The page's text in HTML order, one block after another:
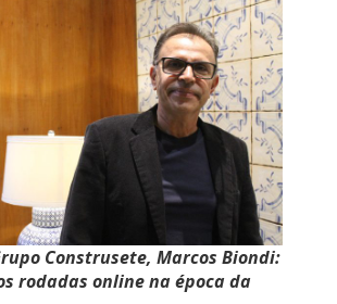
Construsete, Marcos Biondi:
rodadas online na época da